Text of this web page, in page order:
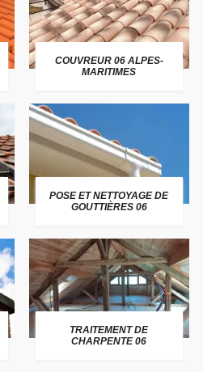
COUVREUR 06 ALPES-
MARITIMES
POSE ET NETTOYAGE DE
GOUTTIÈRES 06
TRAITEMENT DE
CHARPENTE 06